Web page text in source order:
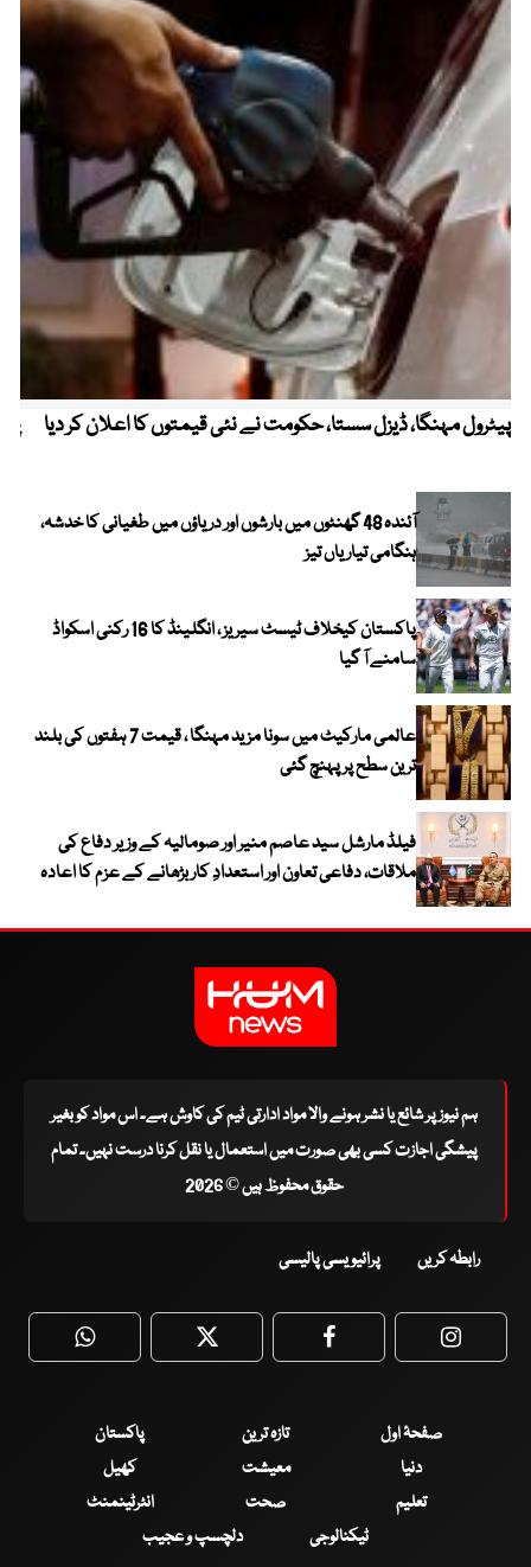
پیٹرول مہنگا، ڈیزل سستا، حکومت نے نئی قیمتوں کا اعلان کر دیا
آئندہ 48 گھنٹوں میں بارشوں اور دریاؤں میں طغیانی کا خدشہ،
ہنگامی تیاریاں تیز
پاکستان کیخلاف ٹیسٹ سیریز ، انگلینڈ کا 16 رکنی اسکواڈ
سامنے آ گیا
عالمی مارکیٹ میں سونا مزید مہنگا ، قیمت 7 ہفتوں کی بلند
ترین سطح پر پہنچ گئی
فیلڈ مارشل سید عاصم منیر اور صومالیہ کے وزیر دفاع کی
ملاقات، دفاعی تعاون اور استعدادِ کار بڑھانے کے عزم کا اعادہ
ہم نیوز پر شائع یا نشر ہونے والا مواد ادارتی ٹیم کی کاوش ہے۔ اس مواد کو بغیر
پیشگی اجازت کسی بھی صورت میں استعمال یا نقل کرنا درست نہیں۔ تمام
حقوق محفوظ ہیں © 2026
رابطہ کریں پرائیویسی پالیسی
WhatsApp Twitter Facebook
صفحۂ اول تازہ ترین
پاکستان
دنیا
معیشت
کھیل
تعلیم
صحت
انٹرٹینمنٹ
ٹیکنالوجی
دلچسپ و عجیب